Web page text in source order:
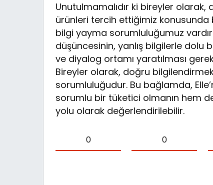
Unutulmamalıdır ki bireyler
ürünleri tercih ettiğimiz
bilgi yayma sorumluluğumuz
düşüncesinin, yanlış bilgilerle dolu
ve diyalog ortamı yaratılması
Bireyler olarak, doğru
sorumluluğudur. Bu bağlamda,
sorumlu bir tüketici olmanın hem
yolu olarak değerlendirilebilir.
0 0